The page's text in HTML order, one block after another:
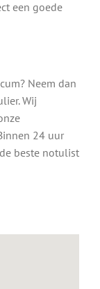
een goede
Neem dan
Wij
24 uur
beste notulist